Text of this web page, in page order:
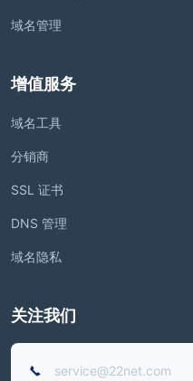
域名管理
增值服务
域名工具
分销商
SSL 证书
DNS 管理
域名隐私
关注我们
service@22net.com